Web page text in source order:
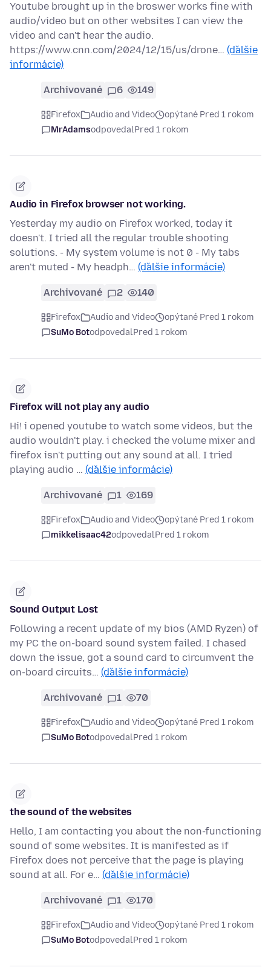
Youtube brought up in the broswer works fine with
audio/video but on other websites I can view the
video and can't hear the audio.
https://www.cnn.com/2024/12/15/us/drone… (ďalšie
informácie)
Archivované 6 149
Firefox Audio and Video
opýtané Pred 1 rokom
MrAdamsodpovedalPred 1 rokom
Audio in Firefox browser not working.
Yesterday my audio on Firefox worked, today it
doesn't. I tried all the regular trouble shooting
solutions. - My system volume is not 0 - My tabs
aren't muted - My headph… (ďalšie informácie)
Archivované 2 140
Firefox Audio and Video
opýtané Pred 1 rokom
SuMo BotodpovedalPred 1 rokom
Firefox will not play any audio
Hi! i opened youtube to watch some videos, but the
audio wouldn't play. i checked the volume mixer and
firefox isn't putting out any sound at all. I tried
playing audio … (ďalšie informácie)
Archivované 1 169
Firefox Audio and Video
opýtané Pred 1 rokom
mikkelisaac42odpovedalPred 1 rokom
Sound Output Lost
Following a recent update of my bios (AMD Ryzen) of
my PC the on-board sound system failed. I chased
down the issue, got a sound card to circumvent the
on-board circuits… (ďalšie informácie)
Archivované 1 70
Firefox Audio and Video
opýtané Pred 1 rokom
SuMo BotodpovedalPred 1 rokom
the sound of the websites
Hello, I am contacting you about the non-functioning
sound of some websites. It is manifested as if
Firefox does not perceive that the page is playing
sound at all. For e… (ďalšie informácie)
Archivované 1 170
Firefox Audio and Video
opýtané Pred 1 rokom
SuMo BotodpovedalPred 1 rokom